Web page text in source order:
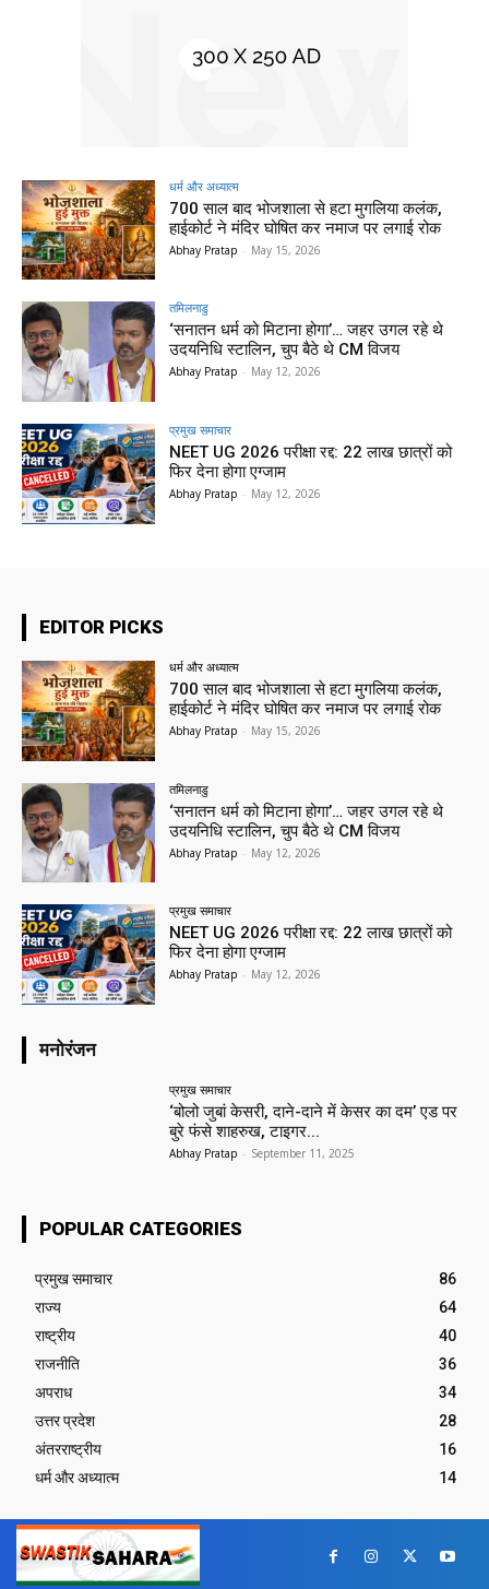
धर्म और अध्यात्म
700 साल बाद भोजशाला से हटा मुगलिया कलंक,
हाईकोर्ट ने मंदिर घोषित कर नमाज पर लगाई रोक
Abhay Pratap - May 15, 2026
तमिलनाडु
‘सनातन धर्म को मिटाना होगा’… जहर उगल रहे थे
उदयनिधि स्टालिन, चुप बैठे थे CM विजय
Abhay Pratap - May 12, 2026
प्रमुख समाचार‎
NEET UG 2026 परीक्षा रद्द: 22 लाख छात्रों को
फिर देना होगा एग्जाम
Abhay Pratap - May 12, 2026
EDITOR PICKS
धर्म और अध्यात्म
700 साल बाद भोजशाला से हटा मुगलिया कलंक,
हाईकोर्ट ने मंदिर घोषित कर नमाज पर लगाई रोक
Abhay Pratap - May 15, 2026
तमिलनाडु
‘सनातन धर्म को मिटाना होगा’… जहर उगल रहे थे
उदयनिधि स्टालिन, चुप बैठे थे CM विजय
Abhay Pratap - May 12, 2026
प्रमुख समाचार‎
NEET UG 2026 परीक्षा रद्द: 22 लाख छात्रों को
फिर देना होगा एग्जाम
Abhay Pratap - May 12, 2026
मनोरंजन
प्रमुख समाचार‎
‘बोलो जुबां केसरी, दाने-दाने में केसर का दम’ एड पर
बुरे फंसे शाहरुख, टाइगर...
Abhay Pratap - September 11, 2025
POPULAR CATEGORIES
प्रमुख समाचार‎
86
राज्य
64
राष्ट्रीय
40
राजनीति
36
अपराध
34
उत्तर प्रदेश
28
अंतरराष्ट्रीय
16
धर्म और अध्यात्म
14